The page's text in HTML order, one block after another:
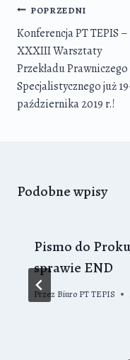
Nawigacja
wpisu
POPRZEDNI
Konferencja PT TEPIS –
XXXIII Warsztaty
Przekładu
Specjalistycznego już
października 2019 r.!
Podobne wpisy
Pismo do
sprawie END
Przez Biuro PT TEPIS